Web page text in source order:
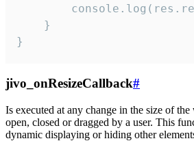
    }
}
jivo_onResizeCallback#
Is executed at any change in the size of
open, closed or dragged by a user. This
dynamic displaying or hiding other